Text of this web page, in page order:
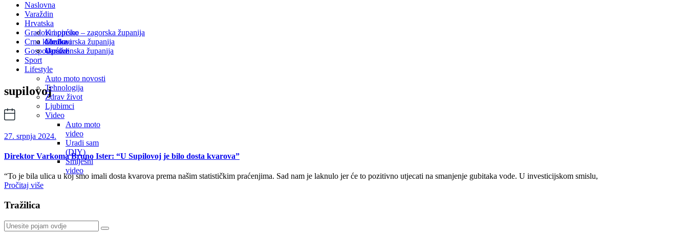
Naslovna
Varaždin
Hrvatska
Krapinsko – zagorska županija
Međimurska županija
Varaždinska županija
Gradovi i općine
Gradovi
Općine
Crna kronika
Gospodarstvo
Sport
Lifestyle
Auto moto novosti
Tehnologija
Zdrav život
Ljubimci
Video
Auto moto
video
Uradi sam
(DIY)
Smiješni
video
supilovoj
27. srpnja 2024.
Direktor Varkoma Bruno Ister: “U Supilovoj je bilo dosta kvarova”
“To je bila ulica u koj smo imali dosta kvarova prema našim statističkim praćenjima. Sad nam je laknulo jer će to pozitivno utjecati na smanjenje gubitaka vode. U investicijskom smislu,
Pročitaj više
Tražilica